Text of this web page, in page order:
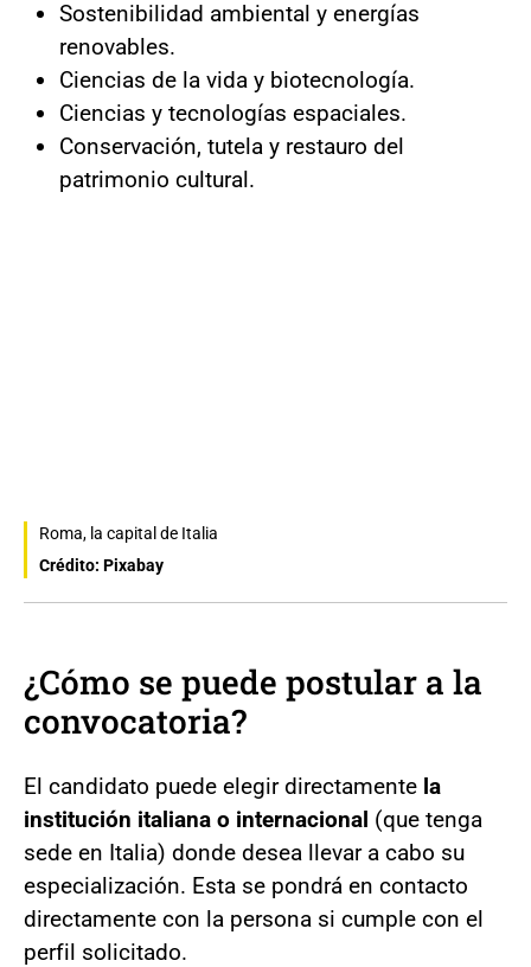
Sostenibilidad ambiental y energías
renovables.
Ciencias de la vida y biotecnología.
Ciencias y tecnologías espaciales.
Conservación, tutela y restauro del
patrimonio cultural.
Roma, la capital de Italia
Crédito: Pixabay
¿Cómo se puede postular a la
convocatoria?
El candidato puede elegir directamente la
institución italiana o internacional (que tenga
sede en Italia) donde desea llevar a cabo su
especialización. Esta se pondrá en contacto
directamente con la persona si cumple con el
perfil solicitado.